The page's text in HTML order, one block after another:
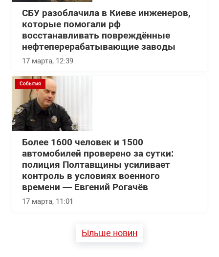
СБУ разоблачила в Киеве инженеров,
которые помогали рф
восстанавливать повреждённые
нефтеперерабатывающие заводы
17 марта, 12:39
События
Более 1600 человек и 1500
автомобилей проверено за сутки:
полиция Полтавщины усиливает
контроль в условиях военного
времени — Евгений Рогачёв
17 марта, 11:01
Більше новин